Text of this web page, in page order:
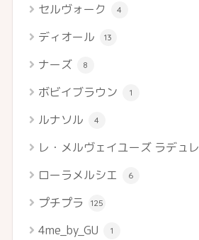
セルヴォーク 4
ディオール 13
ナーズ 8
ボビイブラウン 1
ルナソル 4
レ・メルヴェイユーズ ラデュレ
ローラメルシエ 6
プチプラ 125
4me_by_GU 1